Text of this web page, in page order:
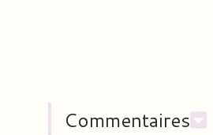
Commentaires